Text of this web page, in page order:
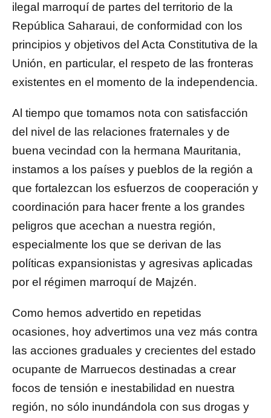
ilegal marroquí de partes del territorio de la
República Saharaui, de conformidad con los
principios y objetivos del Acta Constitutiva de la
Unión, en particular, el respeto de las fronteras
existentes en el momento de la independencia.
Al tiempo que tomamos nota con satisfacción
del nivel de las relaciones fraternales y de
buena vecindad con la hermana Mauritania,
instamos a los países y pueblos de la región a
que fortalezcan los esfuerzos de cooperación y
coordinación para hacer frente a los grandes
peligros que acechan a nuestra región,
especialmente los que se derivan de las
políticas expansionistas y agresivas aplicadas
por el régimen marroquí de Majzén.
Como hemos advertido en repetidas
ocasiones, hoy advertimos una vez más contra
las acciones graduales y crecientes del estado
ocupante de Marruecos destinadas a crear
focos de tensión e inestabilidad en nuestra
región, no sólo inundándola con sus drogas y